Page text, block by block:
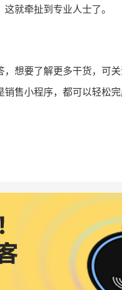
就牵扯到专业人士了。
，想要了解更多干货，可
售小程序，都可以轻松